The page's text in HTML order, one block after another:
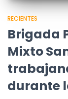
RECIENTES
Brigada
Mixto
durante